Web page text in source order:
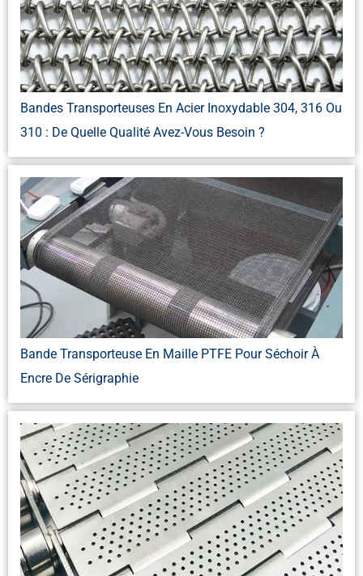
Bandes Transporteuses En Acier Inoxydable 304, 316 Ou
310 : De Quelle Qualité Avez-Vous Besoin ?
Bande Transporteuse En Maille PTFE Pour Séchoir À
Encre De Sérigraphie